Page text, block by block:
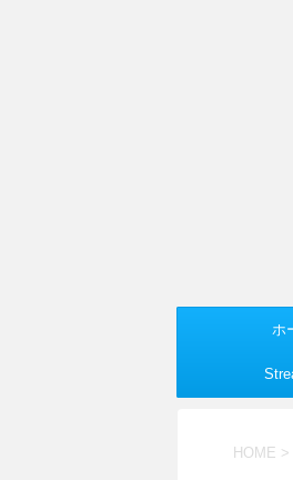
ホ
HOME >